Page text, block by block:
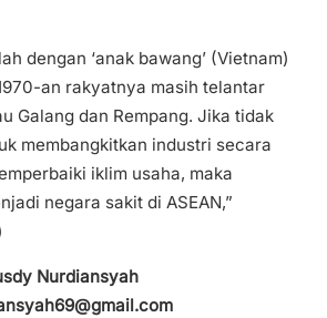
dengan ‘anak bawang’ (Vietnam)
an rakyatnya masih telantar
Galang dan Rempang. Jika tidak
membangkitkan industri secara
iklim usaha, maka
negara sakit di ASEAN,”
Nurdiansyah